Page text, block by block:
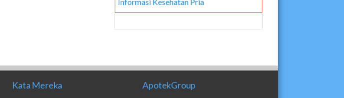
Kata Mereka ApotekGroup